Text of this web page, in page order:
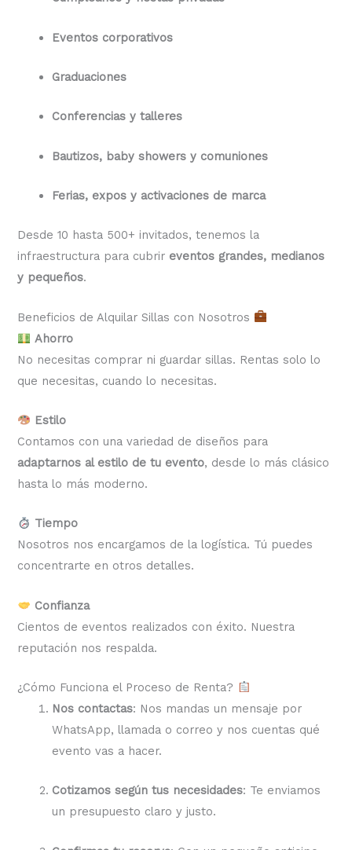
Eventos corporativos
Graduaciones
Conferencias y talleres
Bautizos, baby showers y comuniones
Ferias, expos y activaciones de marca
Desde 10 hasta 500+ invitados, tenemos la
infraestructura para cubrir eventos grandes, medianos
y pequeños.
Beneficios de Alquilar Sillas con Nosotros
Ahorro
No necesitas comprar ni guardar sillas. Rentas solo lo
que necesitas, cuando lo necesitas.
Estilo
Contamos con una variedad de diseños para
adaptarnos al estilo de tu evento, desde lo más clásico
hasta lo más moderno.
Tiempo
Nosotros nos encargamos de la logística. Tú puedes
concentrarte en otros detalles.
Confianza
Cientos de eventos realizados con éxito. Nuestra
reputación nos respalda.
¿Cómo Funciona el Proceso de Renta?
Nos contactas: Nos mandas un mensaje por
WhatsApp, llamada o correo y nos cuentas qué
evento vas a hacer.
Cotizamos según tus necesidades: Te enviamos
un presupuesto claro y justo.